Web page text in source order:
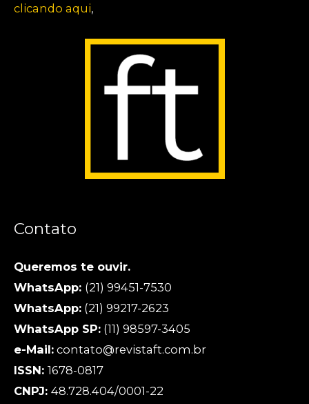
clicando aqui,
Contato
Queremos te ouvir.
WhatsApp: (21) 99451-7530
WhatsApp: (21) 99217-2623
WhatsApp SP: (11) 98597-3405
e-Mail: contato@revistaft.com.br
ISSN: 1678-0817
CNPJ: 48.728.404/0001-22